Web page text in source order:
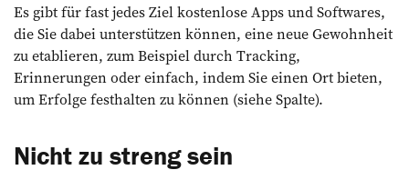
Es gibt für fast jedes Ziel kostenlose Apps und Softwares,
die Sie dabei unterstützen können, eine neue Gewohnheit
zu etablieren, zum Beispiel durch Tracking,
Erinnerungen oder einfach, indem Sie einen Ort ­bieten,
um Erfolge festhalten zu können (siehe Spalte).
Nicht zu streng sein